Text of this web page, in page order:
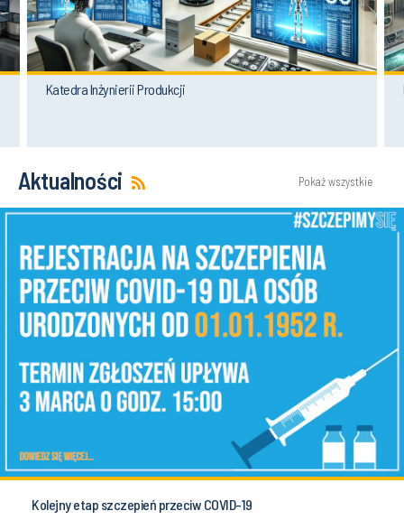
Katedra Inżynierii Produkcji
Aktualności Pokaż wszystkie
Kolejny etap szczepień przeciw COVID-19